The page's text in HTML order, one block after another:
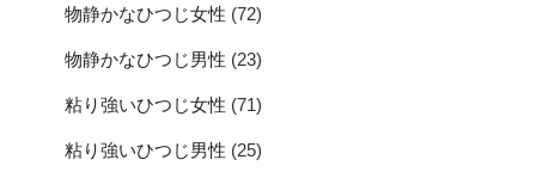
物静かなひつじ女性 (72)
物静かなひつじ男性 (23)
粘り強いひつじ女性 (71)
粘り強いひつじ男性 (25)